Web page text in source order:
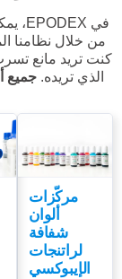
في EPODEX، يمكنك الحصول على
من خلال نظامنا
كنت تريد مانع
الذي تريده.جميع
مركّزات
ألوان
شفافة
لراتنجات
الإيبوكسي